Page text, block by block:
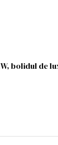
bolidul de